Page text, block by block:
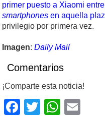
primer puesto a Xiaomi
smartphones en aquella
privilegio por primera vez.
Imagen: Daily Mail
Comentarios
¡Comparte esta noticia!
Facebook
Twitter